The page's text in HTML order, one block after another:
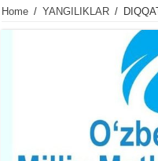
Home / YANGILIKLAR /